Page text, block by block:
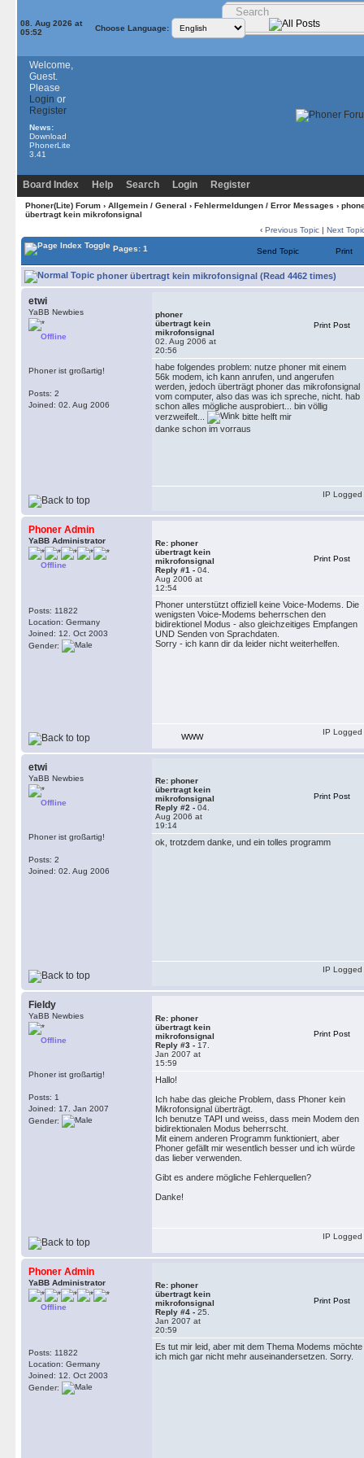
08. Aug 2026 at
05:52
Choose Language:
Welcome,
Guest.
Please
Login or
Register
News:
Download
PhonerLite
3.41
Board Index Help Search Login Register
Phoner(Lite) Forum› Allgemein / General › Fehlermeldungen / Error Messages ›
übertragt kein mikrofonsignal
‹ Previous Topic | Next
Pages: 1 Send Topic Print
phoner übertragt kein mikrofonsignal (Read 4462 times)
etwi
YaBB Newbies
Offline
Phoner ist großartig!
Posts: 2
Joined: 02. Aug 2006
phoner
übertragt kein
mikrofonsignal
02. Aug 2006 at
20:56
Print Post
habe folgendes problem: nutze phoner mit einem
56k modem, ich kann anrufen, und angerufen
werden, jedoch überträgt phoner das mikrofonsignal
vom computer, also das was ich spreche, nicht. hab
schon alles mögliche ausprobiert... bin völlig
verzweifelt...
bitte helft mir
danke schon im vorraus
IP Logged
Phoner Admin
YaBB Administrator
Offline
Posts: 11822
Location: Germany
Joined: 12. Oct 2003
Gender:
Re: phoner
übertragt kein
mikrofonsignal
Reply #1 - 04.
Aug 2006 at
12:54
Print Post
Phoner unterstützt offiziell keine Voice-Modems. Die
wenigsten Voice-Modems beherrschen den
bidirektionel Modus - also gleichzeitiges Empfangen
UND Senden von Sprachdaten.
Sorry - ich kann dir da leider nicht weiterhelfen.
WWW
IP Logged
etwi
YaBB Newbies
Offline
Phoner ist großartig!
Posts: 2
Joined: 02. Aug 2006
Re: phoner
übertragt kein
mikrofonsignal
Reply #2 - 04.
Aug 2006 at
19:14
Print Post
ok, trotzdem danke, und ein tolles programm
IP Logged
Fieldy
YaBB Newbies
Offline
Phoner ist großartig!
Posts: 1
Joined: 17. Jan 2007
Gender:
Re: phoner
übertragt kein
mikrofonsignal
Reply #3 - 17.
Jan 2007 at
15:59
Print Post
Hallo!
Ich habe das gleiche Problem, dass Phoner kein
Mikrofonsignal überträgt.
Ich benutze TAPI und weiss, dass mein Modem den
bidirektionalen Modus beherrscht.
Mit einem anderen Programm funktioniert, aber
Phoner gefällt mir wesentlich besser und ich würde
das lieber verwenden.
Gibt es andere mögliche Fehlerquellen?
Danke!
IP Logged
Phoner Admin
YaBB Administrator
Offline
Posts: 11822
Location: Germany
Joined: 12. Oct 2003
Gender:
Re: phoner
übertragt kein
mikrofonsignal
Reply #4 - 25.
Jan 2007 at
20:59
Print Post
Es tut mir leid, aber mit dem Thema Modems möchte
ich mich gar nicht mehr auseinandersetzen. Sorry.